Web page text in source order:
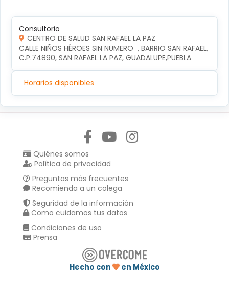
Consultorio
CENTRO DE SALUD SAN RAFAEL LA PAZ
CALLE NIÑOS HÉROES SIN NUMERO  , BARRIO SAN RAFAEL,
C.P.74890, SAN RAFAEL LA PAZ, GUADALUPE,PUEBLA
Horarios disponibles
Quiénes somos
Política de privacidad
Preguntas más frecuentes
Recomienda a un colega
Seguridad de la información
Como cuidamos tus datos
Condiciones de uso
Prensa
Hecho con
en México